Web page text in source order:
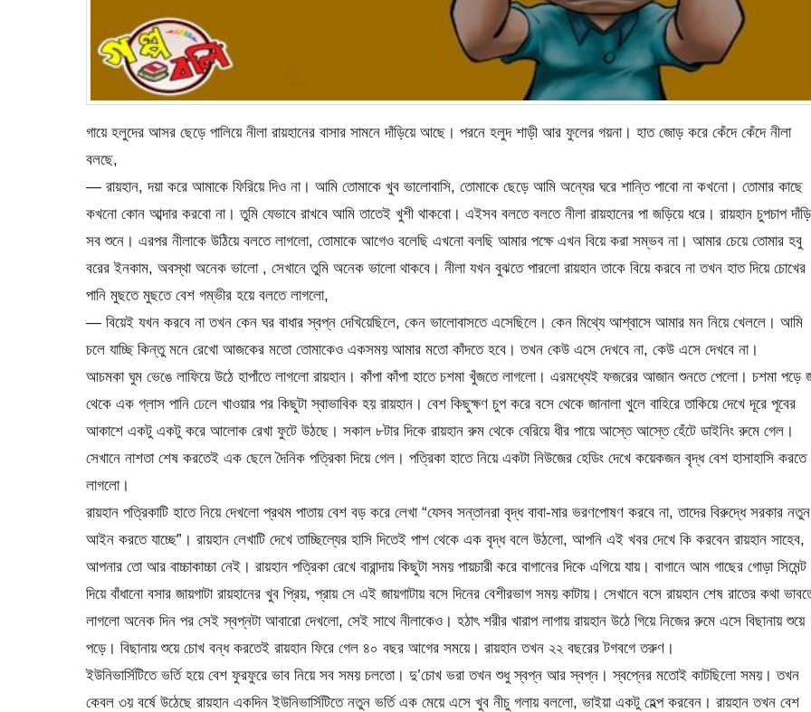
গায়ে হলুদের আসর ছেড়ে পালিয়ে নীলা রায়হানের বাসার সামনে দাঁড়িয়ে আছে। পরনে হলুদ শাড়ী আর ফুলের গয়না। হাত জোড় করে কেঁদে কেঁদে নীলা
বলছে,
— রায়হান, দয়া করে আমাকে ফিরিয়ে দিও না। আমি তোমাকে খুব ভালোবাসি, তোমাকে ছেড়ে আমি অন্যের ঘরে শান্তি পাবো না কখনো। তোমার কাছে
কখনো কোন আব্দার করবো না। তুমি যেভাবে রাখবে আমি তাতেই খুশী থাকবো। এইসব বলতে বলতে নীলা রায়হানের পা জড়িয়ে ধরে। রায়হান চুপচাপ
সব শুনে। এরপর নীলাকে উঠিয়ে বলতে লাগলো, তোমাকে আগেও বলেছি এখনো বলছি আমার পক্ষে এখন বিয়ে করা সম্ভব না। আমার চেয়ে তোমার হবু
বরের ইনকাম, অবস্থা অনেক ভালো , সেখানে তুমি অনেক ভালো থাকবে। নীলা যখন বুঝতে পারলো রায়হান তাকে বিয়ে করবে না তখন হাত দিয়ে চোখের
পানি মুছতে মুছতে বেশ গম্ভীর হয়ে বলতে লাগলো,
— বিয়েই যখন করবে না তখন কেন ঘর বাধার স্বপ্ন দেখিয়েছিলে, কেন ভালোবাসতে এসেছিলে। কেন মিথ্যে আশ্বাসে আমার মন নিয়ে খেললে। আমি
চলে যাচ্ছি কিন্তু মনে রেখো আজকের মতো তোমাকেও একসময় আমার মতো কাঁদতে হবে। তখন কেউ এসে দেখবে না, কেউ এসে দেখবে না।
আচমকা ঘুম ভেঙে লাফিয়ে উঠে হাপাঁতে লাগলো রায়হান। কাঁপা কাঁপা হাতে চশমা খুঁজতে লাগলো। এরমধ্যেই ফজরের আজান শুনতে পেলো। চশমা পড়ে
থেকে এক গ্লাস পানি ঢেলে খাওয়ার পর কিছুটা স্বাভাবিক হয় রায়হান। বেশ কিছুক্ষণ চুপ করে বসে থেকে জানালা খুলে বাহিরে তাকিয়ে দেখে দূরে পূবের
আকাশে একটু একটু করে আলোক রেখা ফুটে উঠছে। সকাল ৮টার দিকে রায়হান রুম থেকে বেরিয়ে ধীর পায়ে আস্তে আস্তে হেঁটে ডাইনিং রুমে গেল।
সেখানে নাশতা শেষ করতেই এক ছেলে দৈনিক পত্রিকা দিয়ে গেল। পত্রিকা হাতে নিয়ে একটা নিউজের হেডিং দেখে কয়েকজন বৃদ্ধ বেশ হাসাহাসি করতে
লাগলো।
রায়হান পত্রিকাটি হাতে নিয়ে দেখলো প্রথম পাতায় বেশ বড় করে লেখা “যেসব সন্তানরা বৃদ্ধ বাবা-মার ভরণপোষণ করবে না, তাদের বিরুদ্ধে সরকার নতুন
আইন করতে যাচ্ছে”। রায়হান লেখাটি দেখে তাচ্ছিল্যের হাসি দিতেই পাশ থেকে এক বৃদ্ধ বলে উঠলো, আপনি এই খবর দেখে কি করবেন রায়হান সাহেব,
আপনার তো আর বাচ্চাকাচ্চা নেই। রায়হান পত্রিকা রেখে বারান্দায় কিছুটা সময় পায়চারী করে বাগানের দিকে এগিয়ে যায়। বাগানে আম গাছের গোড়া সিমেন্ট
দিয়ে বাঁধানো বসার জায়গাটা রায়হানের খুব প্রিয়, প্রায় সে এই জায়গাটায় বসে দিনের বেশীরভাগ সময় কাটায়। সেখানে বসে রায়হান শেষ রাতের কথা
লাগলো অনেক দিন পর সেই স্বপ্নটা আবারো দেখলো, সেই সাথে নীলাকেও। হঠাৎ শরীর খারাপ লাগায় রায়হান উঠে গিয়ে নিজের রুমে এসে বিছানায় শুয়ে
পড়ে। বিছানায় শুয়ে চোখ বন্ধ করতেই রায়হান ফিরে গেল ৪০ বছর আগের সময়ে। রায়হান তখন ২২ বছরের টগবগে তরুণ।
ইউনিভার্সিটিতে ভর্তি হয়ে বেশ ফুরফুরে ভাব নিয়ে সব সময় চলতো। দু’চোখ ভরা তখন শুধু স্বপ্ন আর স্বপ্ন। স্বপ্নের মতোই কাটছিলো সময়। তখন
কেবল ৩য় বর্ষে উঠেছে রায়হান একদিন ইউনিভার্সিটিতে নতুন ভর্তি এক মেয়ে এসে খুব নীচু গলায় বললো, ভাইয়া একটু হেল্প করবেন। রায়হান তখন বেশ